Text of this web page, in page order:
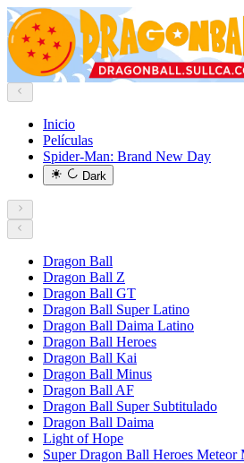
Inicio
Películas
Spider-Man: Brand New Day
Dark
Dragon Ball
Dragon Ball Z
Dragon Ball GT
Dragon Ball Super Latino
Dragon Ball Daima Latino
Dragon Ball Heroes
Dragon Ball Kai
Dragon Ball Minus
Dragon Ball AF
Dragon Ball Super Subtitulado
Dragon Ball Daima
Light of Hope
Super Dragon Ball Heroes Meteor